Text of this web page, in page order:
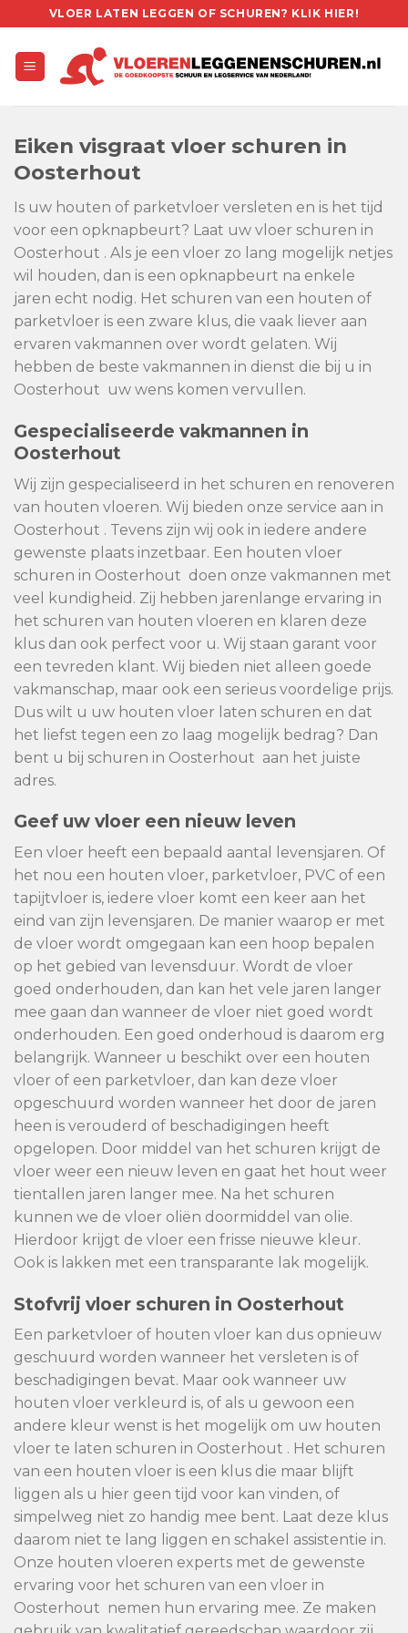
to
content
VLOER LATEN LEGGEN OF SCHUREN? KLIK HIER!
Eiken visgraat vloer schuren in
Oosterhout
Is uw houten of parketvloer versleten en is het tijd
voor een opknapbeurt? Laat uw vloer schuren in
Oosterhout . Als je een vloer zo lang mogelijk netjes
wil houden, dan is een opknapbeurt na enkele
jaren echt nodig. Het schuren van een houten of
parketvloer is een zware klus, die vaak liever aan
ervaren vakmannen over wordt gelaten. Wij
hebben de beste vakmannen in dienst die bij u in
Oosterhout uw wens komen vervullen.
Gespecialiseerde vakmannen in
Oosterhout
Wij zijn gespecialiseerd in het schuren en renoveren
van houten vloeren. Wij bieden onze service aan in
Oosterhout . Tevens zijn wij ook in iedere andere
gewenste plaats inzetbaar. Een houten vloer
schuren in Oosterhout doen onze vakmannen met
veel kundigheid. Zij hebben jarenlange ervaring in
het schuren van houten vloeren en klaren deze
klus dan ook perfect voor u. Wij staan garant voor
een tevreden klant. Wij bieden niet alleen goede
vakmanschap, maar ook een serieus voordelige prijs.
Dus wilt u uw houten vloer laten schuren en dat
het liefst tegen een zo laag mogelijk bedrag? Dan
bent u bij schuren in Oosterhout aan het juiste
adres.
Geef uw vloer een nieuw leven
Een vloer heeft een bepaald aantal levensjaren. Of
het nou een houten vloer, parketvloer, PVC of een
tapijtvloer is, iedere vloer komt een keer aan het
eind van zijn levensjaren. De manier waarop er met
de vloer wordt omgegaan kan een hoop bepalen
op het gebied van levensduur. Wordt de vloer
goed onderhouden, dan kan het vele jaren langer
mee gaan dan wanneer de vloer niet goed wordt
onderhouden. Een goed onderhoud is daarom erg
belangrijk. Wanneer u beschikt over een houten
vloer of een parketvloer, dan kan deze vloer
opgeschuurd worden wanneer het door de jaren
heen is verouderd of beschadigingen heeft
opgelopen. Door middel van het schuren krijgt de
vloer weer een nieuw leven en gaat het hout weer
tientallen jaren langer mee. Na het schuren
kunnen we de vloer oliën doormiddel van olie.
Hierdoor krijgt de vloer een frisse nieuwe kleur.
Ook is lakken met een transparante lak mogelijk.
Stofvrij vloer schuren in Oosterhout
Een parketvloer of houten vloer kan dus opnieuw
geschuurd worden wanneer het versleten is of
beschadigingen bevat. Maar ook wanneer uw
houten vloer verkleurd is, of als u gewoon een
andere kleur wenst is het mogelijk om uw houten
vloer te laten schuren in Oosterhout . Het schuren
van een houten vloer is een klus die maar blijft
liggen als u hier geen tijd voor kan vinden, of
simpelweg niet zo handig mee bent. Laat deze klus
daarom niet te lang liggen en schakel assistentie in.
Onze houten vloeren experts met de gewenste
ervaring voor het schuren van een vloer in
Oosterhout nemen hun ervaring mee. Ze maken